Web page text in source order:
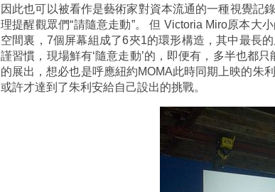
因此也可以被看作是藝術家對資本流通的一種視覺記
理提醒觀眾們“請隨意走動”。 但 Victoria Miro原本大
空間裏，7個屏幕組成了6夾1的環形構造，其中最長
謹習慣，現場鮮有‘隨意走動’的，即便有，多半也都
的展出，想必也是呼應紐約MOMA此時同期上映的朱
或許才達到了朱利安給自己設出的挑戰。